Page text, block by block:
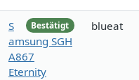
Bestätigt
S
amsung SGH
A867
Eternity
blueat